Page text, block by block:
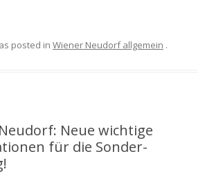
posted in Wiener Neudorf allgemein .
Neue wichtige
für die Sonder-